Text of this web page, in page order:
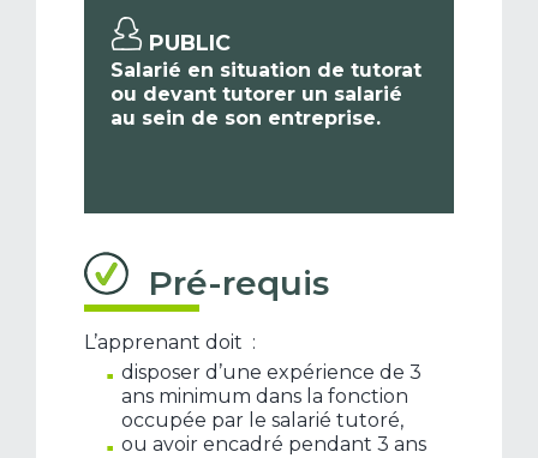
PUBLIC
Salarié en situation de tutorat
ou devant tutorer un salarié
au sein de son entreprise.
Pré-requis
L’apprenant doit :
disposer d’une expérience de 3
ans minimum dans la fonction
occupée par le salarié tutoré,
ou avoir encadré pendant 3 ans